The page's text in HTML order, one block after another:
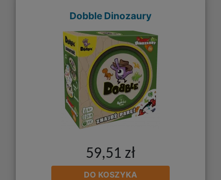
Dobble Dinozaury
59,51 zł
DO KOSZYKA